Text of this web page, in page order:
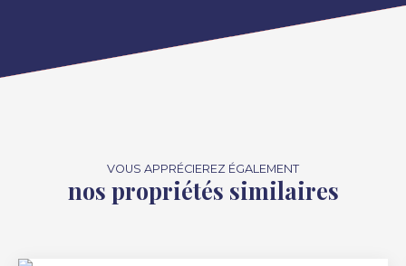
VOUS APPRÉCIEREZ ÉGALEMENT
nos propriétés similaires